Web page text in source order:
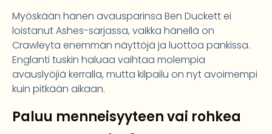
Myöskään hänen avausparinsa Ben Duckett ei
loistanut Ashes-sarjassa, vaikka hänellä on
Crawleyta enemmän näyttöjä ja luottoa pankissa.
Englanti tuskin haluaa vaihtaa molempia
avauslyöjiä kerralla, mutta kilpailu on nyt avoimempi
kuin pitkään aikaan.
Paluu menneisyyteen vai rohkea